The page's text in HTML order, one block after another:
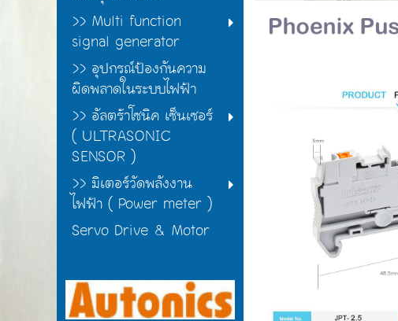
>> Multi function
signal generator
>> อุปกรณ์ป้องกันความ
ผิดพลาดในระบบไฟฟ้า
>> อัลตร้าโซนิค เซ็นเซอร์
( ULTRASONIC
SENSOR )
>> มิเตอร์วัดพลังงาน
ไฟฟ้า ( Power meter )
Servo Drive & Motor